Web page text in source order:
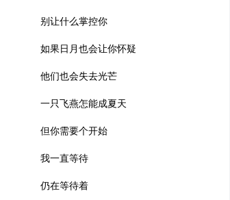
别让什么掌控你
如果日月也会让你怀疑
他们也会失去光芒
一只飞燕怎能成夏天
但你需要个开始
我一直等待
仍在等待着